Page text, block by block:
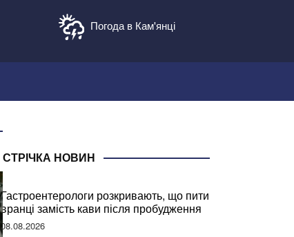
Погода в Кам'янці
СТРІЧКА НОВИН
Гастроентерологи розкривають, що пити
вранці замість кави після пробудження
08.08.2026